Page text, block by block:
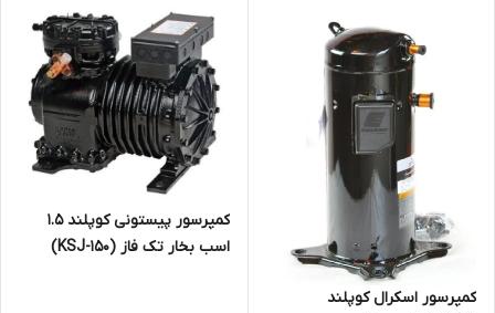
کمپرسور اسکرال کوپلند
کمپرسور پیستونی کوپلند 1.5
اسب بخار تک فاز (KSJ-150)